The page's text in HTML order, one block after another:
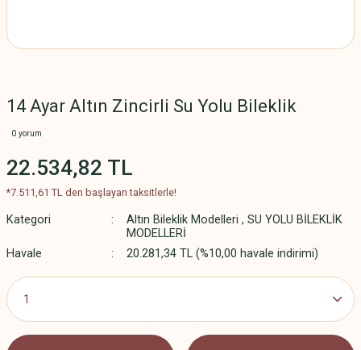
14 Ayar Altın Zincirli Su Yolu Bileklik
0 yorum
22.534,82 TL
*7.511,61 TL den başlayan taksitlerle!
Kategori Altın Bileklik Modelleri , SU YOLU BİLEKLİK
MODELLERİ
Havale
20.281,34 TL (%10,00 havale indirimi)